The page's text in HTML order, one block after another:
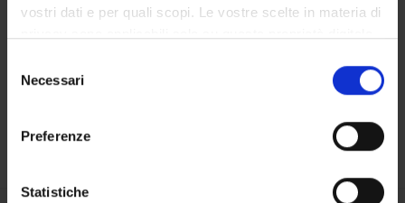
vostri dati e per quali scopi. Le vostre scelte in materia di
modificare o revocare il proprio consenso in qualsiasi
momento dalla Dichiarazione sui cookie o facendo clic
raccogliere informazioni sulla tua posizione
delNecessari
Preferenze
Statistiche
Calendario